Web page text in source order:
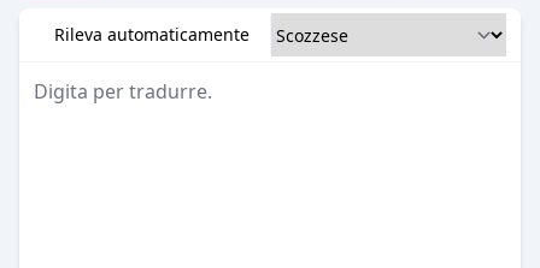
Rileva automaticamente